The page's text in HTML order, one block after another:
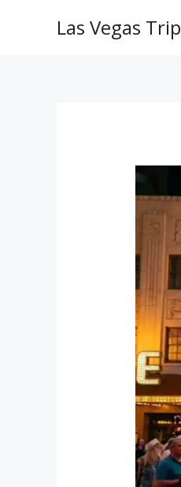
Las Vegas Trip